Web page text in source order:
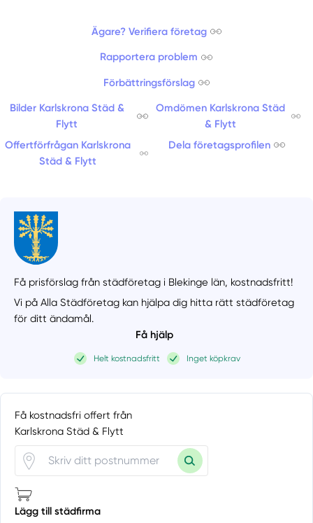
Ägare? Verifiera företag
Rapportera problem
Förbättringsförslag
Bilder Karlskrona Städ &
Flytt
Omdömen Karlskrona Städ
& Flytt
Offertförfrågan Karlskrona
Städ & Flytt
Dela företagsprofilen
Få prisförslag från städföretag i Blekinge län, kostnadsfritt!
Vi på Alla Städföretag kan hjälpa dig hitta rätt städföretag
för ditt ändamål.
Få hjälp
Helt kostnadsfritt Inget köpkrav
Få kostnadsfri offert från
Karlskrona Städ & Flytt
Lägg till städfirma